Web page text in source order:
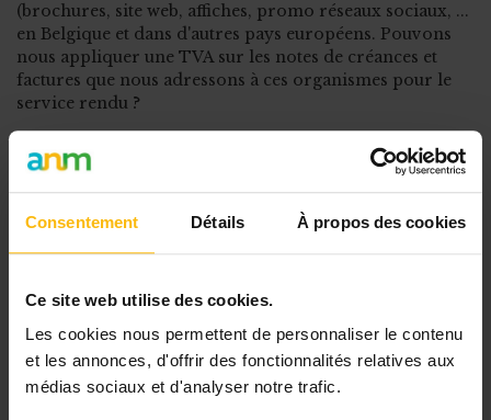
Consentement Détails À propos des cookies
Ce site web utilise des cookies.
Les cookies nous permettent de personnaliser le contenu
et les annonces, d'offrir des fonctionnalités relatives aux
médias sociaux et d'analyser notre trafic.
(brochures, site web, affiches, promo réseaux sociaux, ...
en Belgique et dans d'autres pays européens. Pouvons
nous appliquer une TVA sur les notes de créances et
factures que nous adressons à ces organismes pour le
service rendu ?
POUR LIRE LA SUITE,
ABONNEZ-VOUS À MONASBL.BE OU CONNECTEZ-
VOUS À VOTRE COMPTE.
POSTER VOTRE
QUESTION